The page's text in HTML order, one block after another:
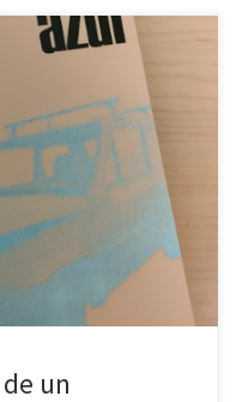
de su infancia en este
y exquisitamente
Tras superar
ya contó con una
[…]
un